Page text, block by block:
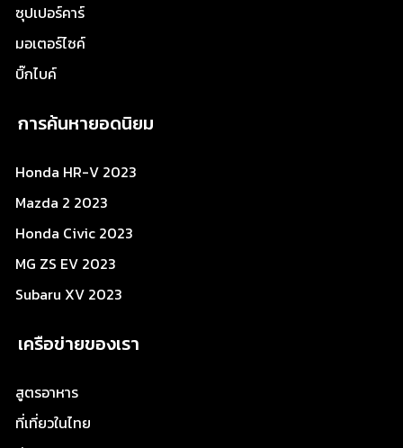
ซุปเปอร์คาร์
มอเตอร์ไซค์
บิ๊กไบค์
การค้นหายอดนิยม
Honda HR-V 2023
Mazda 2 2023
Honda Civic 2023
MG ZS EV 2023
Subaru XV 2023
เครือข่ายของเรา
สูตรอาหาร
ที่เที่ยวในไทย